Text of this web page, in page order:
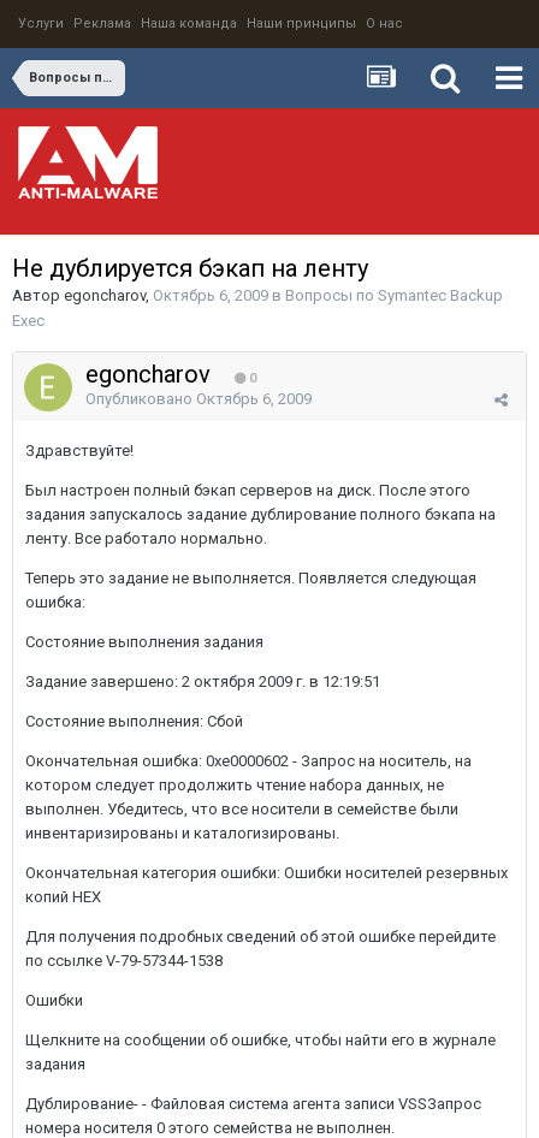
Услуги Реклама Наша команда Наши принципы О нас
Вопросы по Symantec Backup Exec
Не дублируется бэкап на ленту
Автор egoncharov, Октябрь 6, 2009 в Вопросы по Symantec Backup
Exec
egoncharov 0
Опубликовано Октябрь 6, 2009
Здравствуйте!
Был настроен полный бэкап серверов на диск. После этого
задания запускалось задание дублирование полного бэкапа на
ленту. Все работало нормально.
Теперь это задание не выполняется. Появляется следующая
ошибка:
Состояние выполнения задания
Задание завершено: 2 октября 2009 г. в 12:19:51
Состояние выполнения: Сбой
Окончательная ошибка: 0xe0000602 - Запрос на носитель, на
котором следует продолжить чтение набора данных, не
выполнен. Убедитесь, что все носители в семействе были
инвентаризированы и каталогизированы.
Окончательная категория ошибки: Ошибки носителей резервных
копий HEX
Для получения подробных сведений об этой ошибке перейдите
по ссылке V-79-57344-1538
Ошибки
Щелкните на сообщении об ошибке, чтобы найти его в журнале
задания
Дублирование- - Файловая система агента записи VSSЗапрос
номера носителя 0 этого семейства не выполнен.